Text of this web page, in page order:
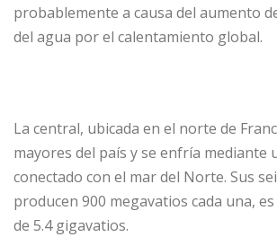
probablemente a causa del aumento
del agua por el calentamiento global.
La central, ubicada en el norte de
mayores del país y se enfría mediante
conectado con el mar del Norte. Sus
producen 900 megavatios cada una,
de 5.4 gigavatios.